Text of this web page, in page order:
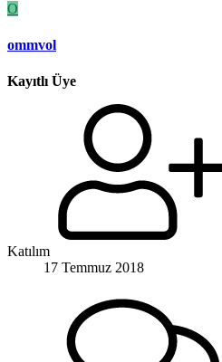
O
ommvol
Kayıtlı Üye
Katılım
17 Temmuz 2018